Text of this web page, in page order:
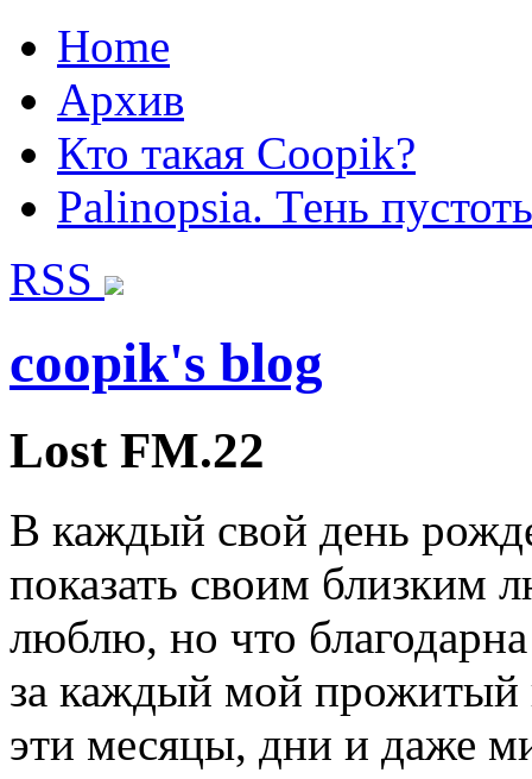
Home
Архив
Кто такая Coopik?
Palinopsia. Тень
RSS
coopik's blog
Lost FM.22
В каждый свой день
показать своим близким
люблю, но что
за каждый мой прожитый
эти месяцы, дни и даже